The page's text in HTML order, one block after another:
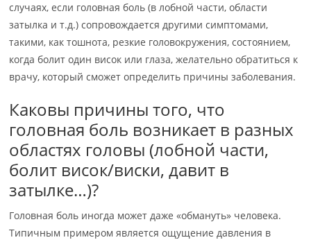
случаях, если головная боль (в лобной части, области
затылка и т.д.) сопровождается другими симптомами,
такими, как тошнота, резкие головокружения, состоянием,
когда болит один висок или глаза, желательно обратиться к
врачу, который сможет определить причины заболевания.
Каковы причины того, что
головная боль возникает в разных
областях головы (лобной части,
болит висок/виски, давит в
затылке…)?
Головная боль иногда может даже «обмануть» человека.
Типичным примером является ощущение давления в